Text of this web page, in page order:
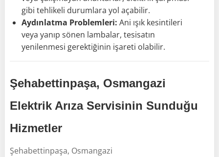
gibi tehlikeli durumlara yol açabilir.
Aydınlatma Problemleri: Ani ışık kesintileri
veya yanıp sönen lambalar, tesisatın
yenilenmesi gerektiğinin işareti olabilir.
Şehabettinpaşa, Osmangazi
Elektrik Arıza Servisinin Sunduğu
Hizmetler
Şehabettinpaşa, Osmangazi